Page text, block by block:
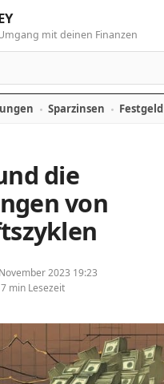
mit deinen Finanzen
Sparzinsen Festgeld
die
von
2023 19:23
min Lesezeit